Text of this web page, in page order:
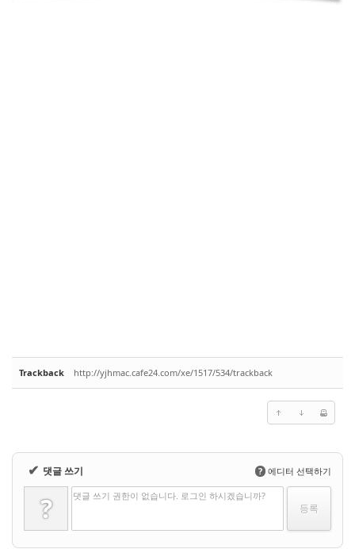
Trackback http://yjhmac.cafe24.com/xe/1517/534/trackback
✔ 댓글 쓰기 ? 에디터 선택하기
? 댓글 쓰기 권한이 없습니다. 로그인 하시겠습니까?